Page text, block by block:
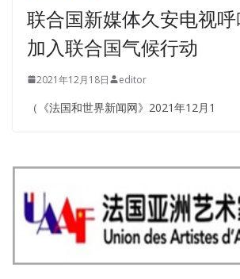
联合国新媒体久安电视
加入联合国气候行动
2021年12月18日 editor
（《法国和世界新闻网》2021年12月1